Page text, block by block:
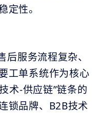
定性。
服务流程复杂、
工单系统作为核心
术-供应链”链条的
锁品牌、B2B技术